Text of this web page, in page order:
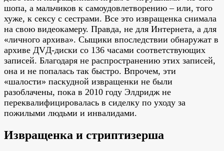
шопа, а мальчиков к самоудовлетворению – или, того
хуже, к сексу с сестрами. Все это извращенка снимала
на свою видеокамеру. Правда, не для Интернета, а для
«личного архива». Сыщики впоследствии обнаружат в
архиве ДVД-диски со 136 часами соответствующих
записей. Благодаря не распространению этих записей,
она и не попалась так быстро. Впрочем, эти
«шалости» паскудной извращенки не были
разоблачены, пока в 2010 году Элдридж не
переквалифицировалась в сиделку по уходу за
пожилыми людьми и инвалидами.
Извращенка и стриптизерша